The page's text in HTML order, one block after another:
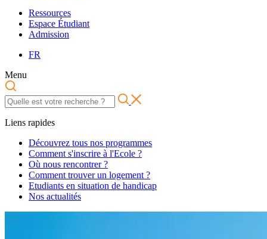
Ressources
Espace Étudiant
Admission
FR
Menu
Liens rapides
Découvrez tous nos programmes
Comment s'inscrire à l'Ecole ?
Où nous rencontrer ?
Comment trouver un logement ?
Etudiants en situation de handicap
Nos actualités